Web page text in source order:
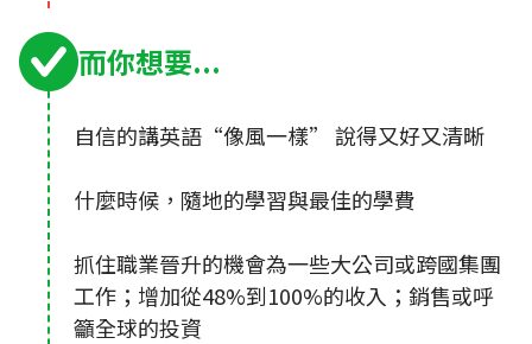
而你想要...
自信的講英語“像風一樣” 說得又好又清晰
什麼時候，隨地的學習與最佳的學費
抓住職業晉升的機會為一些大公司或跨國集團
工作；增加從48%到100%的收入；銷售或呼
籲全球的投資